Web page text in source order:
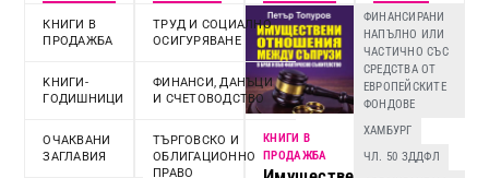
КНИГИ В
ПРОДАЖБА
KНИГИ-
ГОДИШНИЦИ
ОЧАКВАНИ
ЗАГЛАВИЯ
ТРУД И СОЦИАЛНО
ОСИГУРЯВАНЕ
ФИНАНСИ, ДАНЪЦИ
И СЧЕТОВОДСТВО
ТЪРГОВСКО И
ОБЛИГАЦИОННО
ПРАВО
КНИГИ В
ПРОДАЖБА
ФИНАНСИРАНИ
НАПЪЛНО ИЛИ
ЧАСТИЧНО СЪС
СРЕДСТВА ОТ
ЕВРОПЕЙСКИТЕ
ФОНДОВЕ
ХАМБУРГ
ЧЛ. 50 ЗДДФЛ